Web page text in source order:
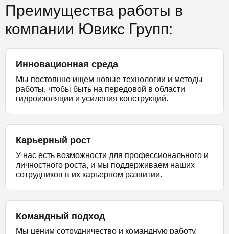
Преимущества работы в
компании Ювикс Групп:
Инновационная среда
Мы постоянно ищем новые технологии и методы
работы, чтобы быть на передовой в области
гидроизоляции и усиления конструкций.
Карьерный рост
У нас есть возможности для профессионального и
личностного роста, и мы поддерживаем наших
сотрудников в их карьерном развитии.
Командный подход
Мы ценим сотрудничество и командную работу,